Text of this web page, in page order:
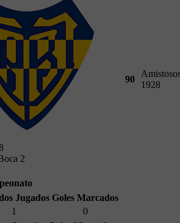
2
90
1928
Jugados Goles Marcados
1
0